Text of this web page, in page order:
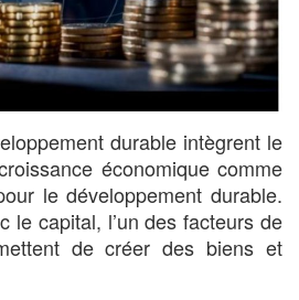
durable intègrent le
économique comme
le développement durable.
le capital, l’un des facteurs de
de créer des biens et